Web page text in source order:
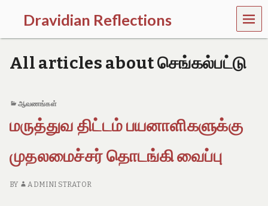
Dravidian Reflections
P
a
s
P
r
e
s
n
t
a
n
MEN
U
All articles about செங்கல்பட்டு
ஆவணங்கள்
மருத்துவ திட்டம் பயனாளிகளுக்கு
முதலமைச்சர் தொடங்கி வைப்பு
BY ADMINI STRATOR